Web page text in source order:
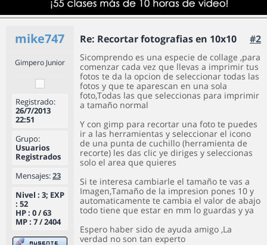
mike747 Re: Recortar fotografias en 10x10 #2
Gimpero Junior
Registrado:
26/7/2013
22:51
Grupo:
Usuarios
Registrados
Mensajes:23
Nivel : 3; EXP
: 52
HP : 0 / 63
MP : 7 / 2404
Sicomprendo es una especie de collage ,para
comenzar cada vez que llevas a imprimir tus
fotos te da la opcion de seleccionar todas las
fotos y que te aparescan en una sola
foto,Todas las que seleccionas para imprimir
a tamaño normal
Y con gimp para recortar una foto te puedes
ir a las herramientas y seleccionar el icono
de una punta de cuchillo (herramienta de
recorte) les das clic ye diriges y seleccionas
solo el area que quieres
Si te interesa cambiarle el tamaño te vas a
Imagen,Tamaño de la impresion pones 10 y
automaticamente te cambia el valor de abajo
todo tiene que estar en mm lo guardas y ya
Espero haber sido de ayuda amigo ,La
verdad no son tan experto